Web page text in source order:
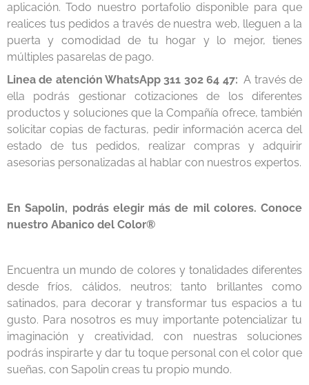
aplicación. Todo nuestro portafolio disponible para que
realices tus pedidos a través de nuestra web, lleguen a la
puerta y comodidad de tu hogar y lo mejor, tienes
múltiples pasarelas de pago.
Linea de atención WhatsApp 311 302 64 47:A través de
ella podrás gestionar cotizaciones de los diferentes
productos y soluciones que la Compañía ofrece, también
solicitar copias de facturas, pedir información acerca del
estado de tus pedidos, realizar compras y adquirir
asesorias personalizadas al hablar con nuestros expertos.
En Sapolin, podrás elegir más de mil colores. Conoce
nuestro Abanico del Color®
Encuentra un mundo de colores y tonalidades diferentes
desde fríos, cálidos, neutros; tanto brillantes como
satinados, para decorar y transformar tus espacios a tu
gusto. Para nosotros es muy importante potencializar tu
imaginación y creatividad, con nuestras soluciones
podrás inspirarte y dar tu toque personal con el color que
sueñas, con Sapolin creas tu propio mundo.